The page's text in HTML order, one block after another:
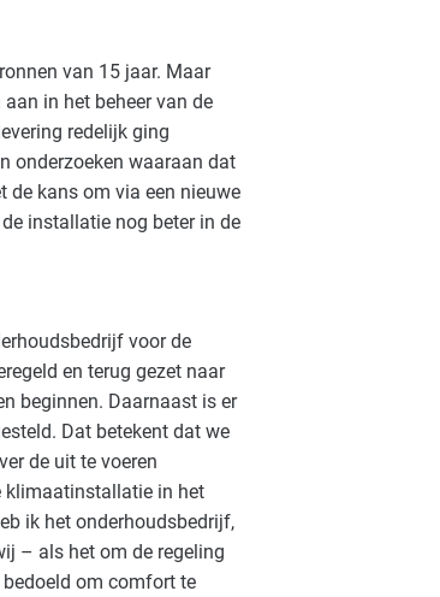
van 15 jaar. Maar
in het beheer van de
redelijk ging
onderzoeken waaraan dat
de kans om via een nieuwe
installatie nog beter in de
voor de
en terug gezet naar
beginnen. Daarnaast is er
Dat betekent dat we
de uit te voeren
klimaatinstallatie in het
ik het onderhoudsbedrijf,
– als het om de regeling
om comfort te